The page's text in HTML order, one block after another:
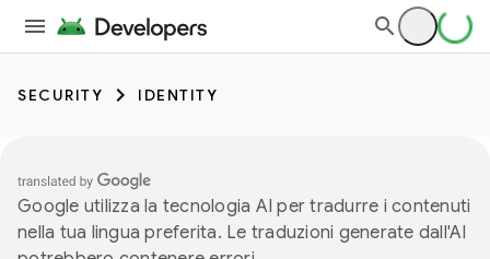
SECURITY IDENTITY
Google utilizza la tecnologia AI per tradurre i contenuti
nella tua lingua preferita. Le traduzioni generate dall'AI